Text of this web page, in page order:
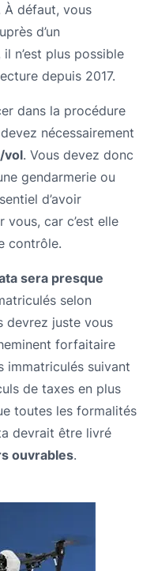
À défaut, vous
d’un
n’est plus possible
depuis 2017.
dans la procédure
nécessairement
vol. Vous devez donc
gendarmerie ou
d’avoir
car c’est elle
contrôle.
sera presque
selon
devrez juste vous
forfaitaire
immatriculés suivant
de taxes en plus
toutes les formalités
devrait être livré
ouvrables.